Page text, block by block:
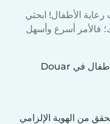
الأطفال! ابحثي
فالأمر أسرع وأسهل
لا توجد حاليًا أي وظائف لمربيات أطفال في Douar
من الهوية الإلزامي